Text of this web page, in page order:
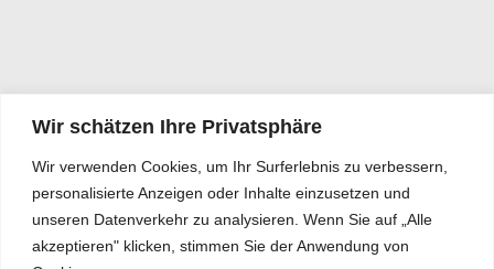
Wir schätzen Ihre Privatsphäre
Wir verwenden Cookies, um Ihr Surferlebnis zu verbessern,
personalisierte Anzeigen oder Inhalte einzusetzen und
unseren Datenverkehr zu analysieren. Wenn Sie auf „Alle
akzeptieren" klicken, stimmen Sie der Anwendung von